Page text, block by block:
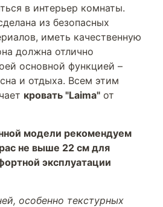
в интерьер комнаты.
из безопасных
иметь качественную
должна отлично
основной функцией –
и отдыха. Всем этим
кровать "Laima" от
модели рекомендуем
не выше 22 см для
эксплуатации
особенно текстурных